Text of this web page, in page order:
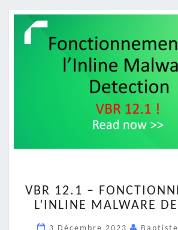
12.1
–
VBR 12.1 –
L’INLINE MALWARE